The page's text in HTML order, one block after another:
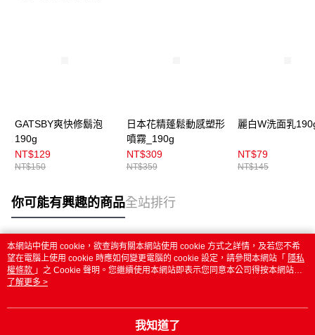
GATSBY爽快修鬍泡
190g
NT$129
NT$150
日本花精蓬鬆動感塑形
噴霧_190g
NT$309
NT$359
麗白W洗面乳
NT$79
NT$145
你可能有興趣的商品全站排行
熱門標籤
本網站中使用 cookie，欲查詢有關本網站使用 cookie 方式之詳情，及若您不希
望在電腦上使用 cookie 時應如何變更電腦的 cookie 設定，請參閱本網站「 隱私
權條款 」之 Cookie 聲明。您繼續使用本網站即表示您同意本公司得按本網站使
用條款之 Cookie 聲明使用 cookie。
了解更多 >
我知道了